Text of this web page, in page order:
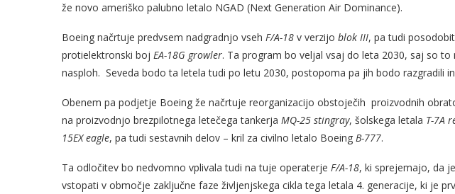
že novo ameriško palubno letalo NGAD (Next Generation Air Dominance).
Boeing načrtuje predvsem nadgradnjo vseh F/A-18 v verzijo blok III, pa tudi
protielektronski boj EA-18G growler. Ta program bo veljal vsaj do leta 2030, saj so
nasploh. Seveda bodo ta letela tudi po letu 2030, postopoma pa jih bodo razgradili
Obenem pa podjetje Boeing že načrtuje reorganizacijo obstoječih proizvodnih
na proizvodnjo brezpilotnega letečega tankerja MQ-25 stingray, šolskega letala T-7A
15EX eagle, pa tudi sestavnih delov – kril za civilno letalo Boeing B-777.
Ta odločitev bo nedvomno vplivala tudi na tuje operaterje F/A-18, ki sprejemajo, da
vstopati v območje zaključne faze življenjskega cikla tega letala 4. generacije, ki je